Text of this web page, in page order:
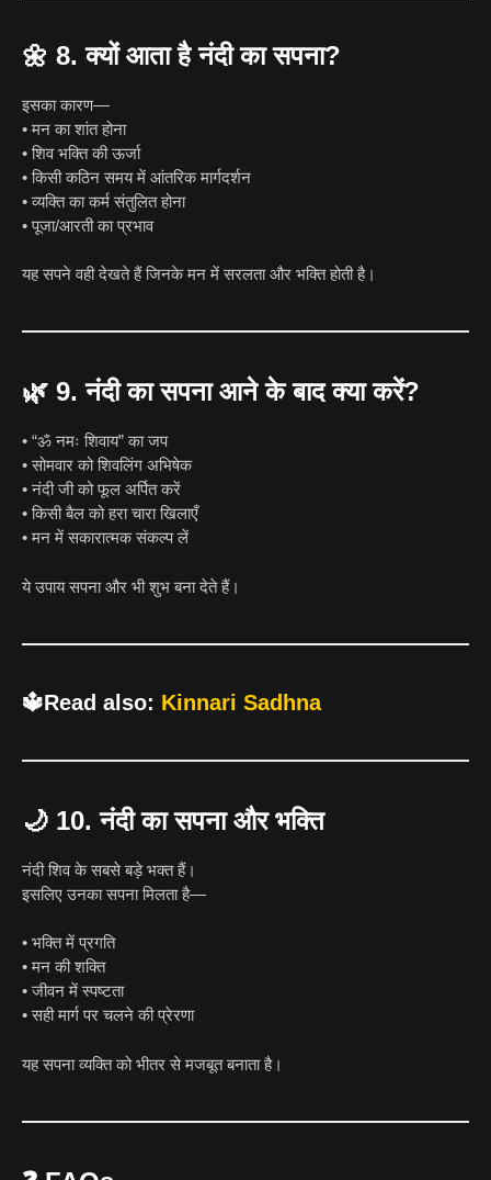
🌼 8. क्यों आता है नंदी का सपना?
इसका कारण—
• मन का शांत होना
• शिव भक्ति की ऊर्जा
• किसी कठिन समय में आंतरिक मार्गदर्शन
• व्यक्ति का कर्म संतुलित होना
• पूजा/आरती का प्रभाव
यह सपने वही देखते हैं जिनके मन में सरलता और भक्ति होती है।
🌿 9. नंदी का सपना आने के बाद क्या करें?
• “ॐ नमः शिवाय” का जप
• सोमवार को शिवलिंग अभिषेक
• नंदी जी को फूल अर्पित करें
• किसी बैल को हरा चारा खिलाएँ
• मन में सकारात्मक संकल्प लें
ये उपाय सपना और भी शुभ बना देते हैं।
🔱Read also: Kinnari Sadhna
🌙 10. नंदी का सपना और भक्ति
नंदी शिव के सबसे बड़े भक्त हैं।
इसलिए उनका सपना मिलता है—
• भक्ति में प्रगति
• मन की शक्ति
• जीवन में स्पष्टता
• सही मार्ग पर चलने की प्रेरणा
यह सपना व्यक्ति को भीतर से मजबूत बनाता है।